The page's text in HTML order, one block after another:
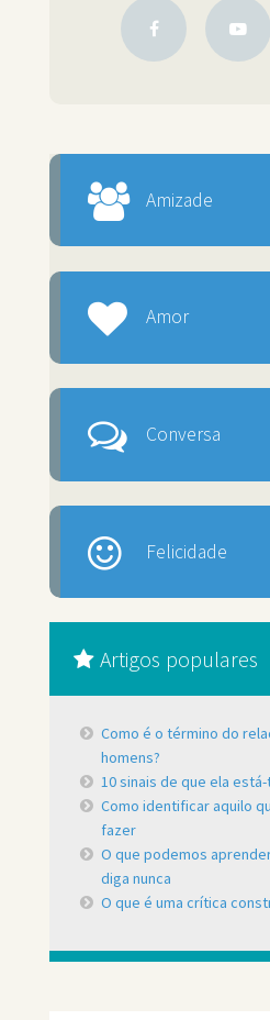
Amizade
Amor
Conversa
Felicidade
Artigos populares
Como é o término do
homens?
10 sinais de que ela
Como identificar aquilo
fazer
O que podemos
diga nunca
O que é uma crítica